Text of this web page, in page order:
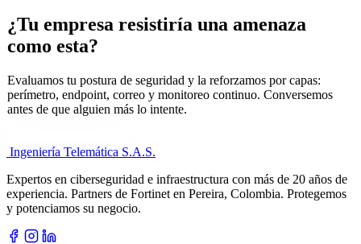
¿Tu empresa resistiría una amenaza
como esta?
Evaluamos tu postura de seguridad y la reforzamos por capas:
perímetro, endpoint, correo y monitoreo continuo. Conversemos
antes de que alguien más lo intente.
Ingeniería Telemática S.A.S.
Expertos en ciberseguridad e infraestructura con más de 20 años de
experiencia. Partners de Fortinet en Pereira, Colombia. Protegemos
y potenciamos su negocio.